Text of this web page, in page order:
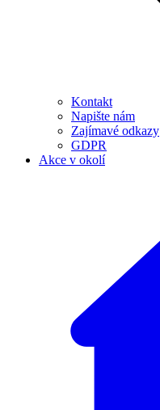
Kontakt
Napište nám
Zajímavé odkazy
GDPR
Akce v okolí